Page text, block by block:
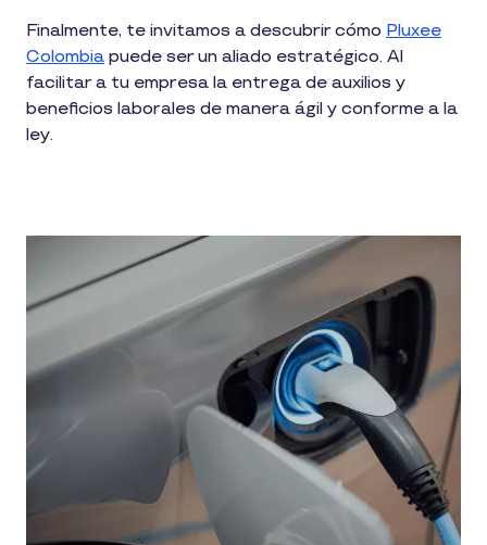
Finalmente, te invitamos a descubrir cómo Pluxee
Colombia puede ser un aliado estratégico. Al
facilitar a tu empresa la entrega de auxilios y
beneficios laborales de manera ágil y conforme a la
ley.